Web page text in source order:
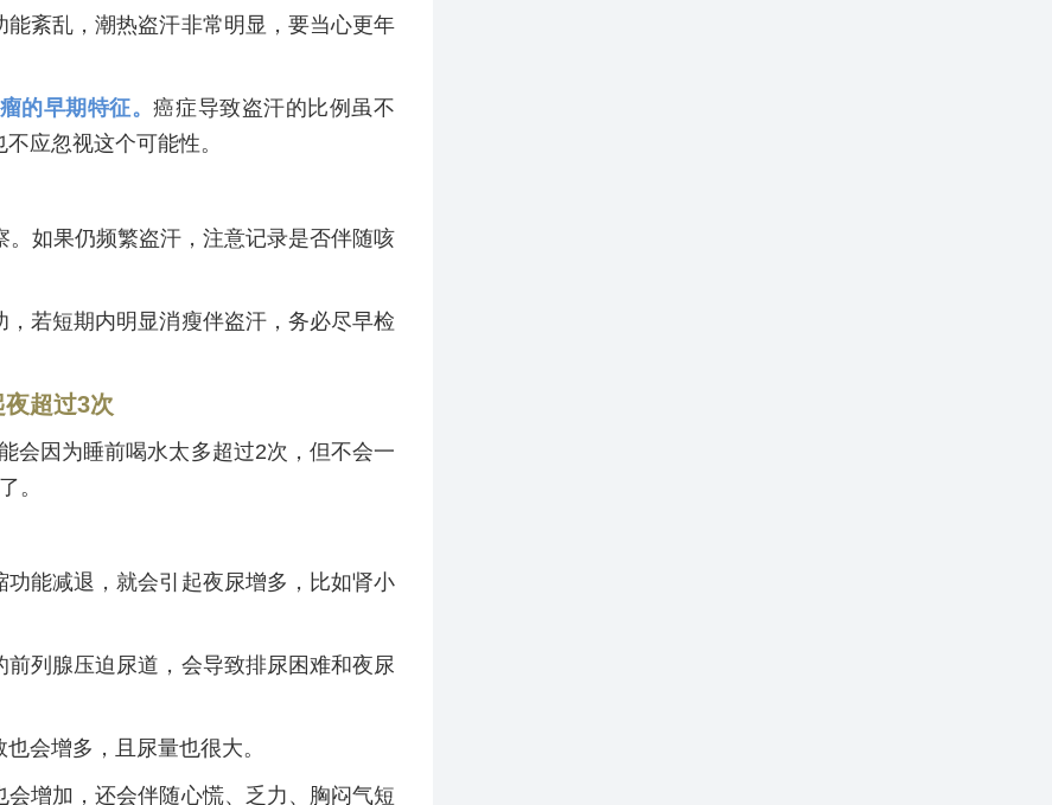
紊乱，潮热盗汗非常明显，要当心更年
的早期特征。癌症导致盗汗的比例虽不
应忽视这个可能性。
如果仍频繁盗汗，注意记录是否伴随咳
若短期内明显消瘦伴盗汗，务必尽早检
超过3次
会因为睡前喝水太多超过2次，但不会一
。
能减退，就会引起夜尿增多，比如肾小
列腺压迫尿道，会导致排尿困难和夜尿
会增多，且尿量也很大。
增加，还会伴随心慌、乏力、胸闷气短